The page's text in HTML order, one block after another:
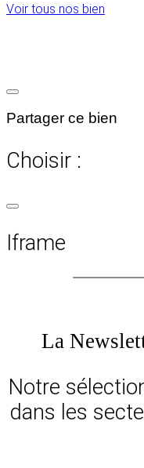
Voir tous nos bien
Partager ce bien
Choisir :
Iframe
La
Notre
dans les